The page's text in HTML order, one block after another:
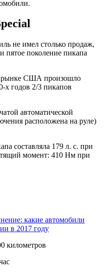
не имел столько продаж,
пятое поколение пикапа
рынке США произошло
х годов 2/3 пикапов
автоматической
расположена на руле)
составляла 179 л. с. при
момент: 410 Нм при
какие автомобили
в 2017 году
километров